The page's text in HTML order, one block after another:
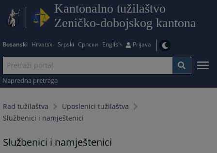
Kantonalno tužilaštvo
Zeničko-dobojskog kantona
Bosanski Hrvatski Srpski Српски English Prijava
Napredna pretraga
Rad tužilaštva
Uposlenici tužilaštva
Službenici i namještenici
Službenici i namještenici